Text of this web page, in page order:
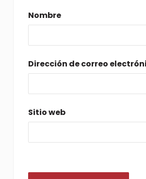
Nombre
Dirección de correo
Sitio web